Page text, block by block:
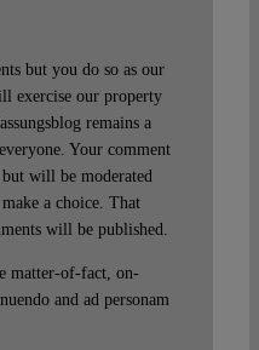
but you do so as our
exercise our property
remains a
Your comment
will be moderated
a choice. That
will be published.
matter-of-fact, on-
and ad personam